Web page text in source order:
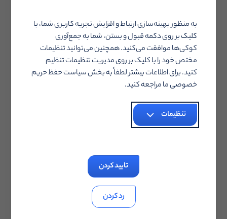
ممکن است هر محصول جدیدی نتواند کمیسیون فروش
افیلیت را جبران کند. یا حتی اگر بودجه داشته باشید، ممکن
است کمیسیون پیشنهادی شما برای شرکت افیلیت کافی
نباشد و همکاری را نپذیرد. (در این موارد می‌توانید بازاریابی
بازگشتی یا همان ریفرال را امتحان کنید.)
دسترسی به ناشرین با
آیا می‌دانید چطور باید شرکت‌های افیلیتی را پیدا کنید که
مخاطبان آن‌ها، مخاطبان کسب‌وکار شما هستند؟ کسانی که
برای عده بسیاری زیادی از افراد محتوا تولید می‌کنند لزوما
به منظور بهینه‌سازی ارتباط و افزایش تجربه کاربری شما، با
کلیک بر روی دکمه قبول و بستن، شما به جمع‌آوری
کوکی‌ها موافقت می‌کنید. همچنین می‌توانید تنظیمات
مختص خود را با کلیک بر روی مدیریت تنظیمات تنظیم
کنید. برای اطلاعات بیشتر لطفاً به بخش سیاست حفظ حریم
خصوصی ما مراجعه کنید.
تنظیمات
تایید کردن
رد کردن